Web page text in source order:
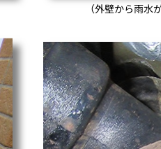
（外壁から雨水